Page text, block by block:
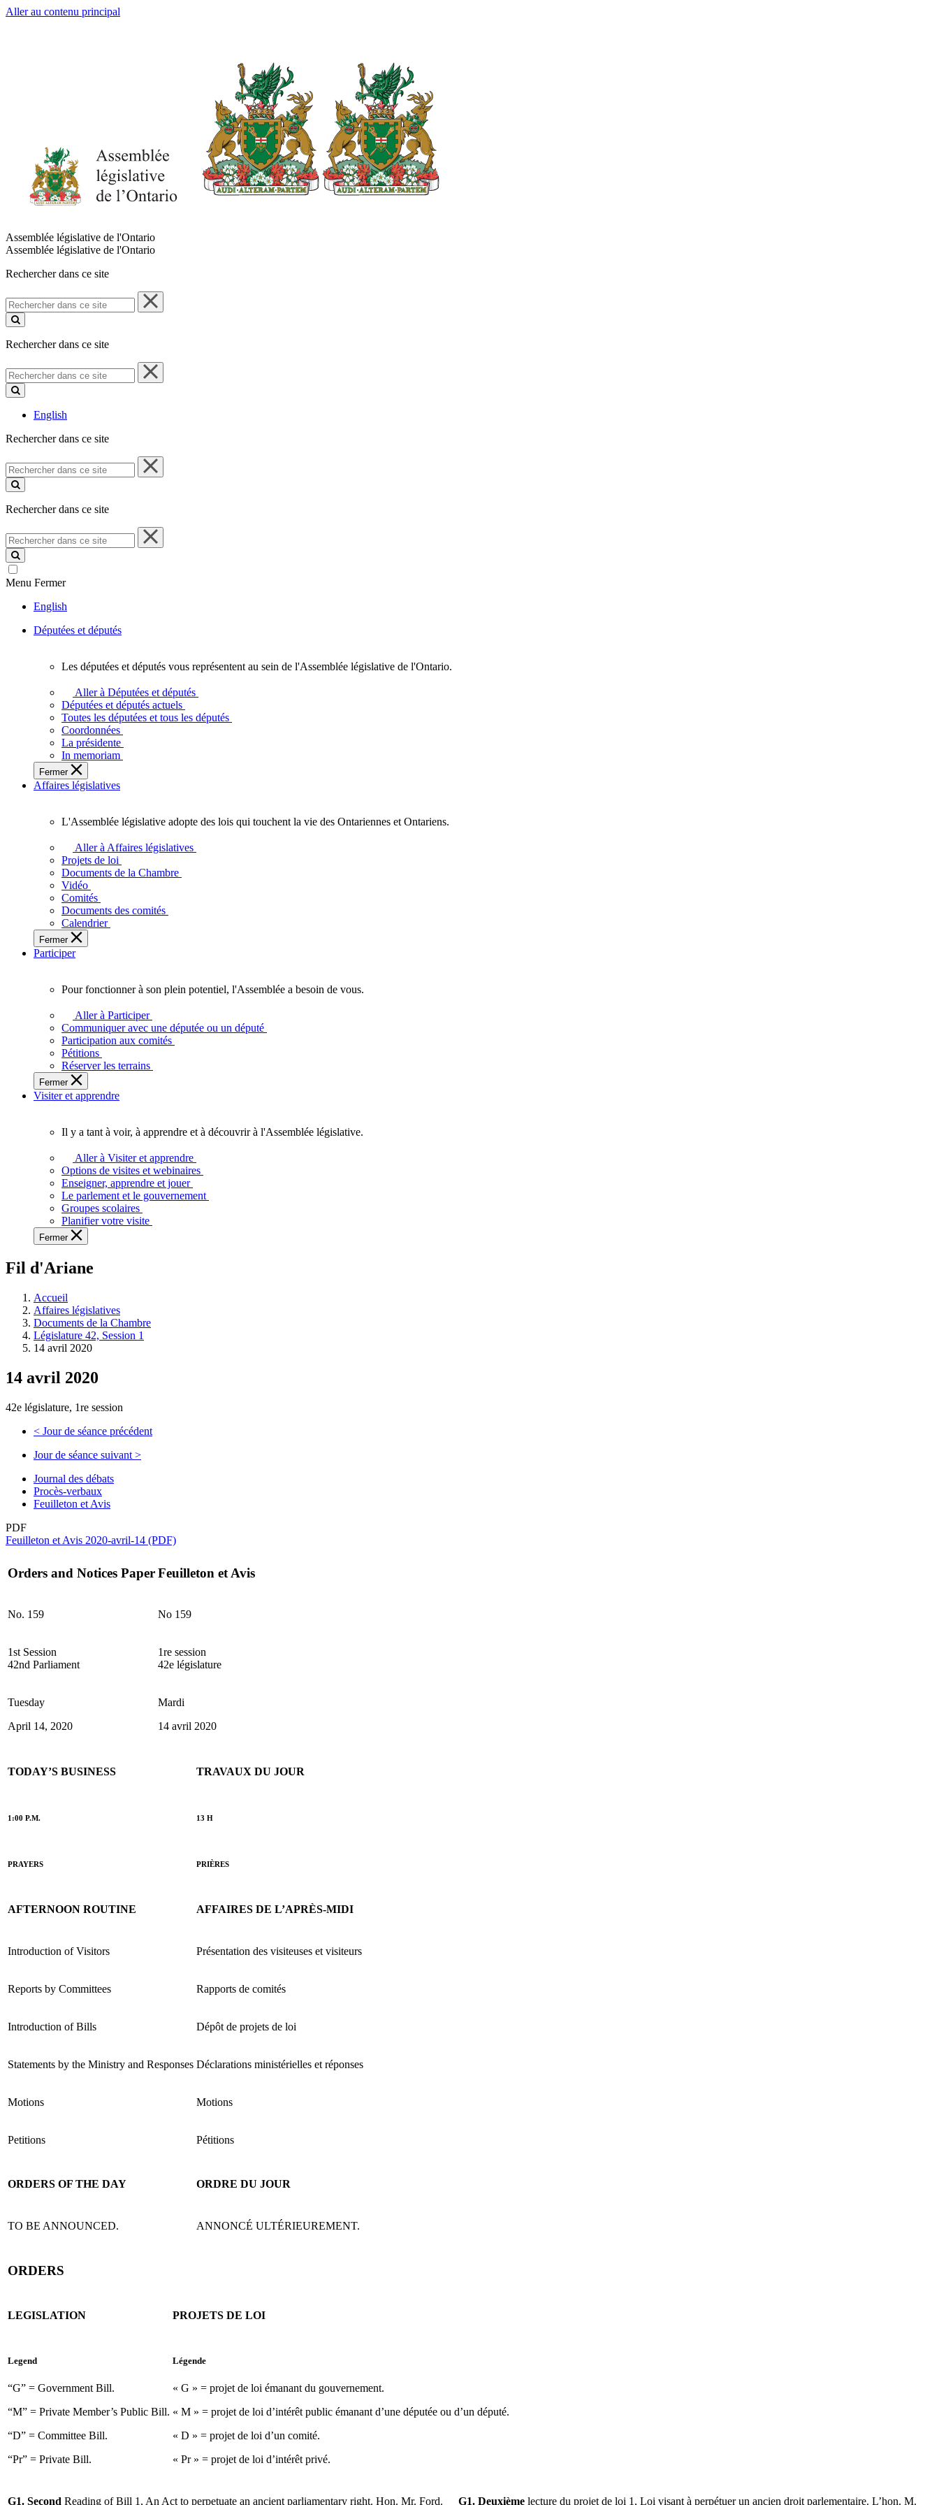
Aller au contenu principal
Assemblée législative de l'Ontario
Assemblée législative de l'Ontario
Rechercher dans ce site
Rechercher
dans
ce
Rechercher dans ce site
Rechercher
dans
ce
English
Rechercher dans ce site
Rechercher
dans
ce
Rechercher dans ce site
Rechercher
dans
ce
site
Menu Fermer
English
Députées et députés
députées
députés
vous
représentent
sein
de
l'Assemblée
l'Ontario.
Les députées et députés vous représentent au sein de l'Assemblée législative de l'Ontario.
Aller à Députées et députés
Députées et députés actuels
Toutes les députées et tous les députés
Coordonnées
La présidente
In memoriam
Fermer
Affaires législatives
législative
adopte
touchent
vie
des
Ontariennes
Ontariens.
L'Assemblée législative adopte des lois qui touchent la vie des Ontariennes et Ontariens.
Aller à Affaires législatives
Projets de loi
Documents de la Chambre
Vidéo
Comités
Documents des comités
Calendrier
Fermer
Participer
fonctionner
plein
potentiel,
l'Assemblée
a
besoin
Pour fonctionner à son plein potentiel, l'Assemblée a besoin de vous.
Aller à Participer
Communiquer avec une députée ou un député
Participation aux comités
Pétitions
Réserver les terrains
Fermer
Visiter et apprendre
voir,
apprendre
et
découvrir
l'Assemblée
législative.
Il y a tant à voir, à apprendre et à découvrir à l'Assemblée législative.
Aller à Visiter et apprendre
Options de visites et webinaires
Enseigner, apprendre et jouer
Le parlement et le gouvernement
Groupes scolaires
Planifier votre visite
Fermer
Fil d'Ariane
Accueil
Affaires législatives
Documents de la Chambre
Législature 42, Session 1
14 avril 2020
14 avril 2020
42e législature, 1re session
< Jour de séance précédent
Jour de séance suivant >
Journal des débats
Procès-verbaux
Feuilleton et Avis
PDF
Feuilleton et Avis 2020-avril-14 (PDF)
Orders and Notices PaperFeuilleton et Avis
No. 159 No 159
1st Session
42nd Parliament
1re session
42e législature
Tuesday
April 14, 2020
Mardi
14 avril 2020
TODAY’S BUSINESS TRAVAUX DU JOUR
1:00 P.M. 13 H
PRAYERS PRIÈRES
AFTERNOON ROUTINE AFFAIRES DE L’APRÈS-MIDI
Introduction of Visitors Présentation des visiteuses et visiteurs
Reports by Committees Rapports de comités
Introduction of Bills Dépôt de projets de loi
Statements by the Ministry and Responses Déclarations ministérielles et réponses
Motions Motions
Petitions Pétitions
ORDERS OF THE DAY ORDRE DU JOUR
TO BE ANNOUNCED. ANNONCÉ ULTÉRIEUREMENT.
ORDERS
LEGISLATION PROJETS DE LOI
Legend
“G” = Government Bill.
“M” = Private Member’s Public Bill.
“D” = Committee Bill.
“Pr” = Private Bill.
Légende
« G » = projet de loi émanant du gouvernement.
« M » = projet de loi d’intérêt public émanant d’une députée ou d’un député.
« D » = projet de loi d’un comité.
« Pr » = projet de loi d’intérêt privé.
G1. Second Reading of Bill 1, An Act to perpetuate an ancient parliamentary right. Hon. Mr. Ford. G1. Deuxième lecture du projet de loi 1, Loi visant à perpétuer un ancien droit parlementaire. L’hon. M.